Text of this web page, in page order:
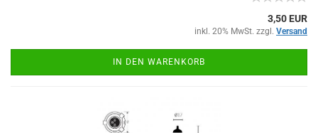
3,50 EUR
inkl. 20% MwSt. zzgl. Versand
IN DEN WARENKORB